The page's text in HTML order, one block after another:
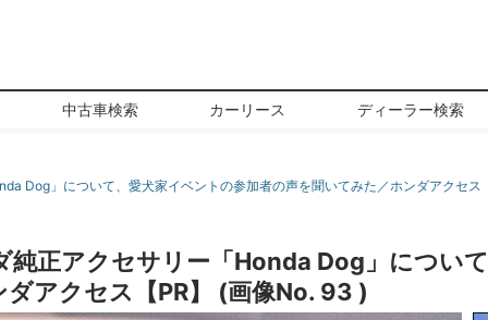
中古車検索 カーリース ディーラー検索
Dog」について、愛犬家イベントの参加者の声を聞いてみた／ホンダアクセス
正アクセサリー「Honda Dog」につい
アクセス【PR】 (画像No. 93 )